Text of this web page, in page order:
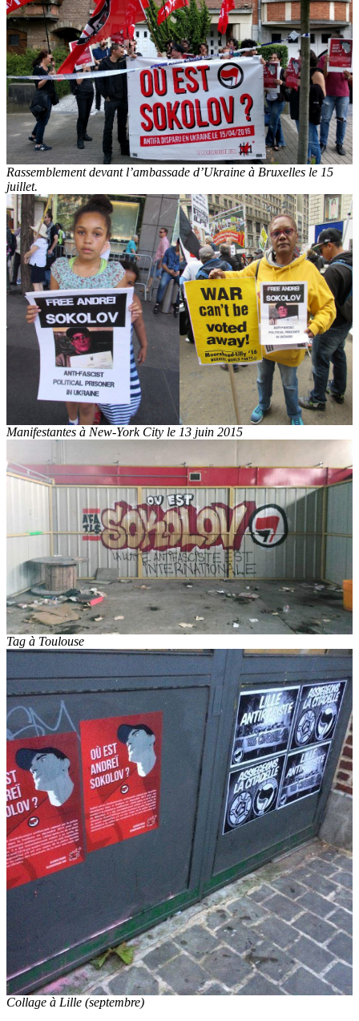
Rassemblement devant l’ambassade d’Ukraine à Bruxelles le 15
juillet.
Manifestantes à New-York City le 13 juin 2015
Tag à Toulouse
Collage à Lille (septembre)